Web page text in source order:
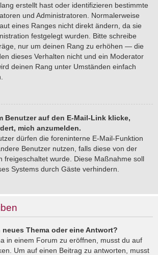
erstellt hast oder identifizieren bestimmte
und Administratoren. Normalerweise
eines Ranges nicht direkt ändern, da sie
festgelegt wurden. Bitte schreibe
nur um deinen Rang zu erhöhen — die
dieses Verhalten nicht und ein Moderator
deinen Rang unter Umständen einfach
Benutzer auf den E-Mail-Link klicke,
mich anzumelden.
dürfen die foreninterne E-Mail-Funktion
Benutzer nutzen, falls diese von der
freigeschaltet wurde. Diese Maßnahme soll
Systems durch Gäste verhindern.
Thema oder eine Antwort?
in einem Forum zu eröffnen, musst du auf
Um auf einen Beitrag zu antworten, musst